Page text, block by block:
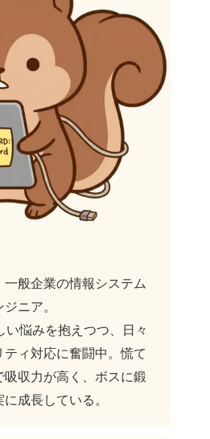
一般企業の情報システム
ニア。
い悩みを抱えつつ、日々
ィ対応に奮闘中。慌て
吸収力が高く、ボスに鍛
成長している。